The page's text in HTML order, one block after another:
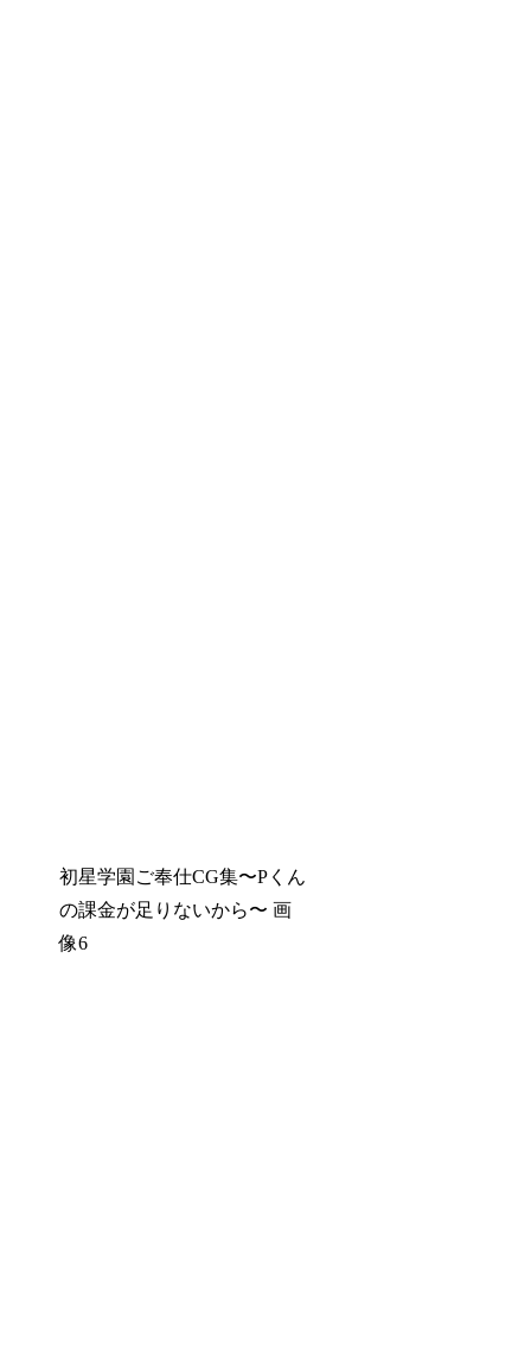
初星学園ご奉仕CG集〜Pくん
の課金が足りないから〜 画
像6